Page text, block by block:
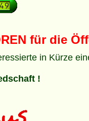
für die
in Kürze
!